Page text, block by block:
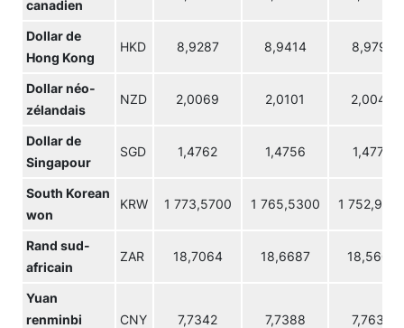
canadien
Dollar de
Hong Kong
HKD 8,9287 8,9414 8,9791
Dollar néo-
zélandais
NZD 2,0069 2,0101 2,0049
Dollar de
Singapour
SGD 1,4762 1,4756 1,4774
South Korean
won
KRW 1 773,5700 1 765,5300 1
Rand sud-
africain
ZAR 18,7064 18,6687 18,5606
Yuan
renminbi
CNY 7,7342 7,7388 7,7634